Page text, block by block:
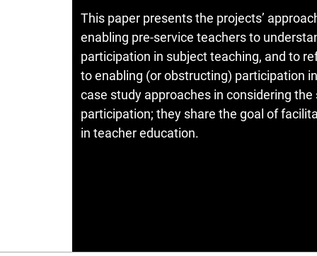
This paper presents the projects’
enabling pre-service teachers to
participation in subject teaching, and to
to enabling (or obstructing) participation
case study approaches in considering
participation; they share the goal of
in teacher education.